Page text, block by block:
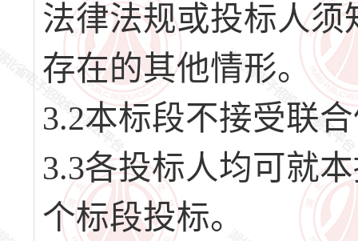
法律法规或投标人须
存在的其他情形。
3.2本标段不接受联
3.3各投标人均可就
个标段投标。